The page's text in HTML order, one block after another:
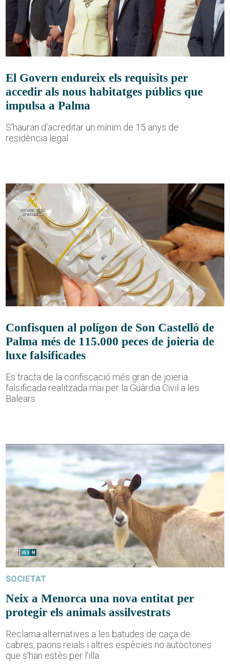
El Govern endureix els requisits per
accedir als nous habitatges públics que
impulsa a Palma
S'hauran d'acreditar un mínim de 15 anys de
residència legal
Confisquen al polígon de Son Castelló de
Palma més de 115.000 peces de joieria de
luxe falsificades
Es tracta de la confiscació més gran de joieria
falsificada realitzada mai per la Guàrdia Civil a les
Balears
SOCIETAT
Neix a Menorca una nova entitat per
protegir els animals assilvestrats
Reclama alternatives a les batudes de caça de
cabres, paons reials i altres espècies no autòctones
que s'han estès per l'illa